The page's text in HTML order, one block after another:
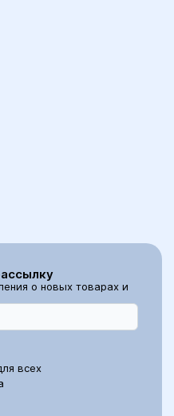
о новых товарах и
всех